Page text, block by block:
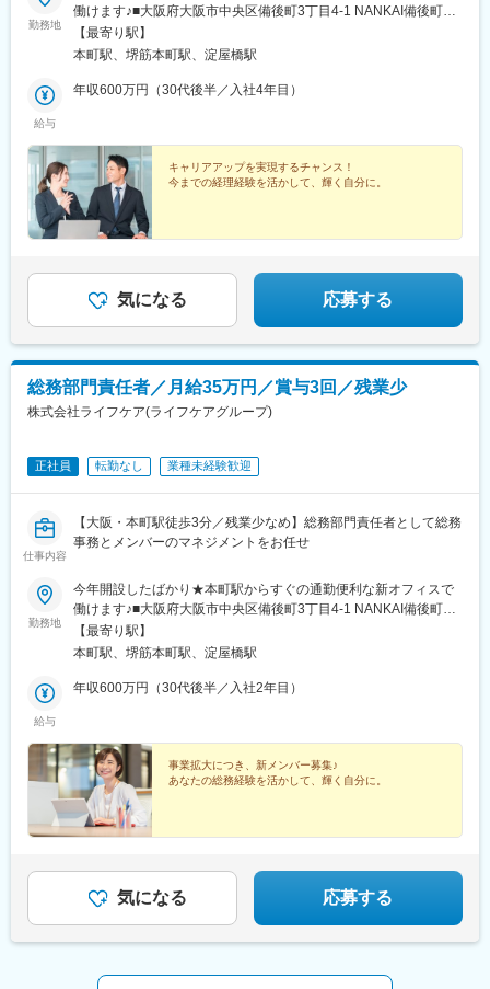
勤務地
働けます♪■大阪府大阪市中央区備後町3丁目4-1 NANKAI備後町ビ
ル2階・大阪メトロ御堂筋本線「本町駅」より徒歩3分・大阪メト
ロ中央線「堺筋本町駅」より徒歩5分※受動喫煙対策：屋内全面禁
【最寄り駅】
本町駅、堺筋本町駅、淀屋橋駅
給与
年収600万円（30代後半／入社4年目）
キャリアアップを実現するチャンス！
今までの経理経験を活かして、輝く自分に。
気になる 応募する
総務部門責任者／月給35万円／賞与3回／残業少
株式会社ライフケア(ライフケアグループ)
正社員 転勤なし 業種未経験歓迎
仕事内容
【大阪・本町駅徒歩3分／残業少なめ】総務部門責任者として総務
事務とメンバーのマネジメントをお任せ
勤務地
今年開設したばかり★本町駅からすぐの通勤便利な新オフィスで
働けます♪■大阪府大阪市中央区備後町3丁目4-1 NANKAI備後町ビ
ル2階・大阪メトロ御堂筋本線「本町駅」より徒歩3分・大阪メト
ロ中央線「堺筋本町駅」より徒歩5分※受動喫煙対策：屋内全面禁
【最寄り駅】
本町駅、堺筋本町駅、淀屋橋駅
給与
年収600万円（30代後半／入社2年目）
事業拡大につき、新メンバー募集♪
あなたの総務経験を活かして、輝く自分に。
気になる 応募する